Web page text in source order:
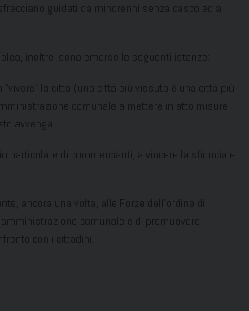
guidati da minorenni senza casco ed a
inoltre, sono emerse le seguenti istanze:
“vivere” la città (una città più vissuta è una città più
comunale a mettere in atto misure
avvenga.
particolare di commercianti, a vincere la sfiducia e
ancora una volta, alle Forze dell’ordine di
comunale e di promuovere
con i cittadini.